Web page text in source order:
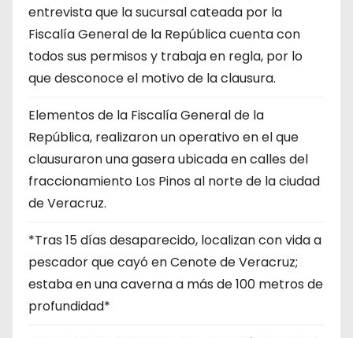
entrevista que la sucursal cateada por la
Fiscalía General de la República cuenta con
todos sus permisos y trabaja en regla, por lo
que desconoce el motivo de la clausura.
Elementos de la Fiscalía General de la
República, realizaron un operativo en el que
clausuraron una gasera ubicada en calles del
fraccionamiento Los Pinos al norte de la ciudad
de Veracruz.
*Tras 15 días desaparecido, localizan con vida a
pescador que cayó en Cenote de Veracruz;
estaba en una caverna a más de 100 metros de
profundidad*